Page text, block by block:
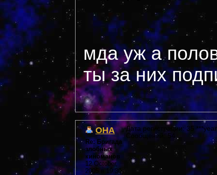
мда уж а
ты за них
OHA
Re: Бригада
злобных
киноманов
12 October,
2005 в 19:30
Дата регистрации: 35
Сообщений: 54